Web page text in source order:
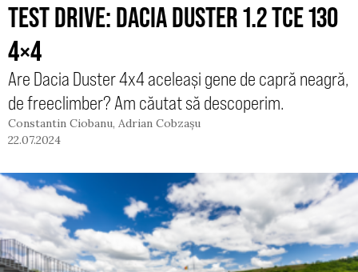
TEST DRIVE: DACIA DUSTER 1.2 TCE 130
4×4
Are Dacia Duster 4x4 aceleași gene de capră neagră,
de freeclimber? Am căutat să descoperim.
Constantin Ciobanu, Adrian Cobzașu
22.07.2024